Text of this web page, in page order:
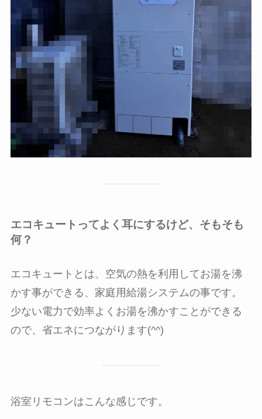
エコキュートってよく耳にするけど、そもそも
何？
エコキュートとは、空気の熱を利用してお湯を沸
かす事ができる、家庭用給湯システムの事です。
少ない電力で効率よくお湯を沸かすことができる
ので、省エネにつながります(^^)
浴室リモコンはこんな感じです。